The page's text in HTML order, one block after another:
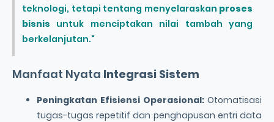
teknologi, tetapi tentang menyelaraskan proses
bisnis untuk menciptakan nilai tambah yang
berkelanjutan."
Manfaat Nyata Integrasi Sistem
Peningkatan Efisiensi Operasional: Otomatisasi
tugas-tugas repetitif dan penghapusan entri data